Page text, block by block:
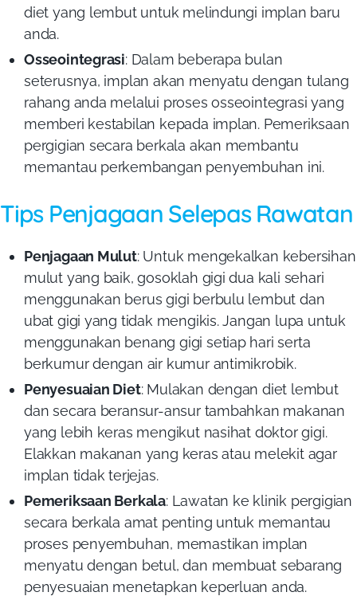
diet yang lembut untuk melindungi implan baru
anda.
Osseointegrasi: Dalam beberapa bulan
seterusnya, implan akan menyatu dengan tulang
rahang anda melalui proses osseointegrasi yang
memberi kestabilan kepada implan. Pemeriksaan
pergigian secara berkala akan membantu
memantau perkembangan penyembuhan ini.
Tips Penjagaan Selepas Rawatan
Penjagaan Mulut: Untuk mengekalkan kebersihan
mulut yang baik, gosoklah gigi dua kali sehari
menggunakan berus gigi berbulu lembut dan
ubat gigi yang tidak mengikis. Jangan lupa untuk
menggunakan benang gigi setiap hari serta
berkumur dengan air kumur antimikrobik.
Penyesuaian Diet: Mulakan dengan diet lembut
dan secara beransur-ansur tambahkan makanan
yang lebih keras mengikut nasihat doktor gigi.
Elakkan makanan yang keras atau melekit agar
implan tidak terjejas.
Pemeriksaan Berkala: Lawatan ke klinik pergigian
secara berkala amat penting untuk memantau
proses penyembuhan, memastikan implan
menyatu dengan betul, dan membuat sebarang
penyesuaian menetapkan keperluan anda.